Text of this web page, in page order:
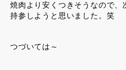
焼肉より安くつきそうなので、
持参しようと思いました。笑
つづいては～